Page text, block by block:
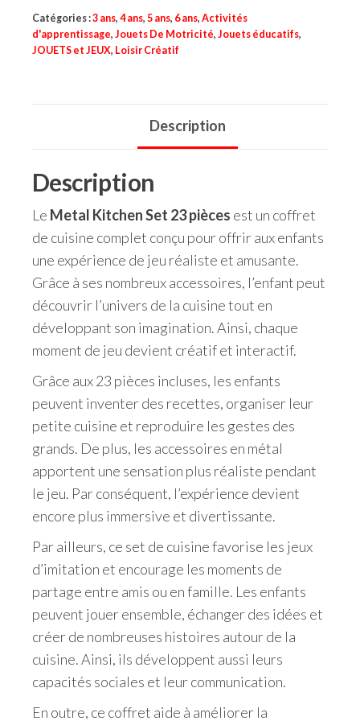
Catégories :3 ans, 4 ans, 5 ans, 6 ans, Activités
d'apprentissage, Jouets De Motricité, Jouets éducatifs,
JOUETS et JEUX, Loisir Créatif
Description
Description
Le Metal Kitchen Set 23 pièces est un coffret
de cuisine complet conçu pour offrir aux enfants
une expérience de jeu réaliste et amusante.
Grâce à ses nombreux accessoires, l’enfant peut
découvrir l’univers de la cuisine tout en
développant son imagination. Ainsi, chaque
moment de jeu devient créatif et interactif.
Grâce aux 23 pièces incluses, les enfants
peuvent inventer des recettes, organiser leur
petite cuisine et reproduire les gestes des
grands. De plus, les accessoires en métal
apportent une sensation plus réaliste pendant
le jeu. Par conséquent, l’expérience devient
encore plus immersive et divertissante.
Par ailleurs, ce set de cuisine favorise les jeux
d’imitation et encourage les moments de
partage entre amis ou en famille. Les enfants
peuvent jouer ensemble, échanger des idées et
créer de nombreuses histoires autour de la
cuisine. Ainsi, ils développent aussi leurs
capacités sociales et leur communication.
En outre, ce coffret aide à améliorer la